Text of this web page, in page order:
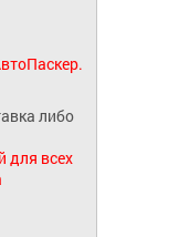
либо
для всех